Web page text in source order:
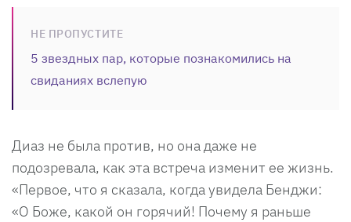
НЕ ПРОПУСТИТЕ
5 звездных пар, которые познакомились на
свиданиях вслепую
Диаз не была против, но она даже не
подозревала, как эта встреча изменит ее жизнь.
«Первое, что я сказала, когда увидела Бенджи:
«О Боже, какой он горячий! Почему я раньше